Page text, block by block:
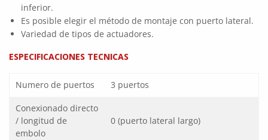
inferior.
Es posible elegir el método de montaje con puerto lateral.
Variedad de tipos de actuadores.
ESPECIFICACIONES TECNICAS
Numero de puertos 3 puertos
Conexionado directo
/ longitud de
embolo
0 (puerto lateral largo)